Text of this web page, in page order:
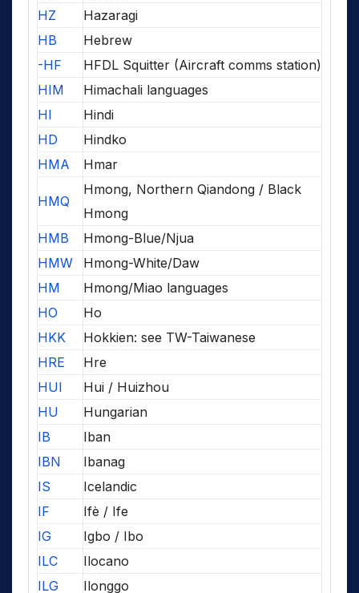
HZ
Hazaragi
HB
Hebrew
-HF
HFDL Squitter (Aircraft comms station)
HIM
Himachali languages
HI
Hindi
HD
Hindko
HMA
Hmar
HMQ
Hmong, Northern Qiandong / Black
Hmong
HMB
Hmong-Blue/Njua
HMW
Hmong-White/Daw
HM
Hmong/Miao languages
HO
Ho
HKK
Hokkien: see TW-Taiwanese
HRE
Hre
HUI
Hui / Huizhou
HU
Hungarian
IB
Iban
IBN
Ibanag
IS
Icelandic
IF
Ifè / Ife
IG
Igbo / Ibo
ILC
Ilocano
ILG
Ilonggo